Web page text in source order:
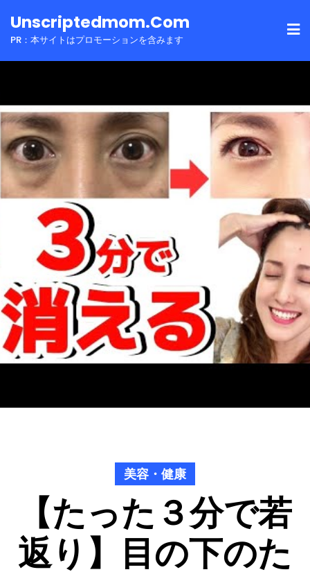
toUnscriptedmom.com
PR：本サイトはプロモーションを含みます
美容・健康
【たった３分で若
返り】目の下のた